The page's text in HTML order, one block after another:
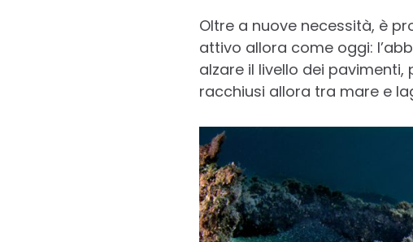
Oltre a nuove necessità, è
attivo allora come oggi:
alzare il livello dei
racchiusi allora tra mare e